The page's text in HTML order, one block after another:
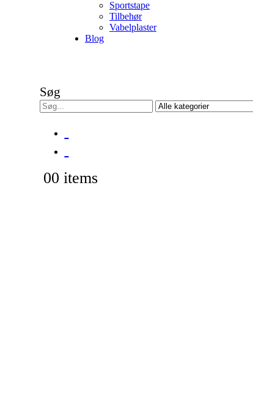
Sportstape
Tilbehør
Vabelplaster
Blog
Søg
00 items